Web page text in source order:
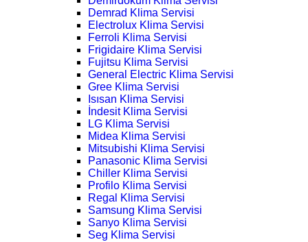
Demrad Klima Servisi
Electrolux Klima Servisi
Ferroli Klima Servisi
Frigidaire Klima Servisi
Fujitsu Klima Servisi
General Electric Klima Servisi
Gree Klima Servisi
Isısan Klima Servisi
İndesit Klima Servisi
LG Klima Servisi
Midea Klima Servisi
Mitsubishi Klima Servisi
Panasonic Klima Servisi
Chiller Klima Servisi
Profilo Klima Servisi
Regal Klima Servisi
Samsung Klima Servisi
Sanyo Klima Servisi
Seg Klima Servisi